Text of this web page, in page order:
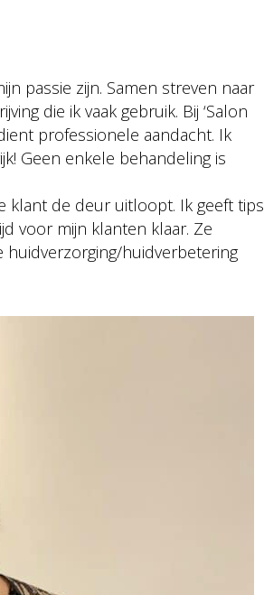
passie zijn. Samen streven naar
die ik vaak gebruik. Bij ‘Salon
professionele aandacht. Ik
Geen enkele behandeling is
klant de deur uitloopt. Ik geeft tips
voor mijn klanten klaar. Ze
huidverbetering